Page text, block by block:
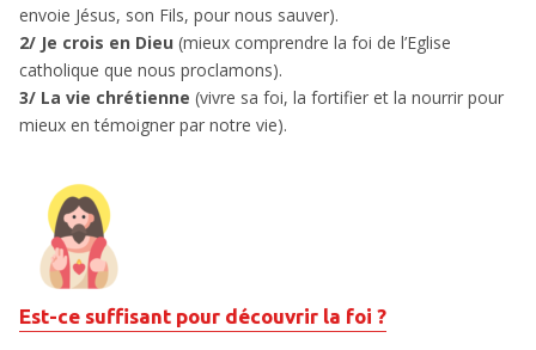
envoie Jésus, son Fils, pour nous sauver).
2/ Je crois en Dieu (mieux comprendre la foi de l’Eglise
catholique que nous proclamons).
3/ La vie chrétienne (vivre sa foi, la fortifier et la nourrir pour
mieux en témoigner par notre vie).
Est-ce suffisant pour découvrir la foi ?